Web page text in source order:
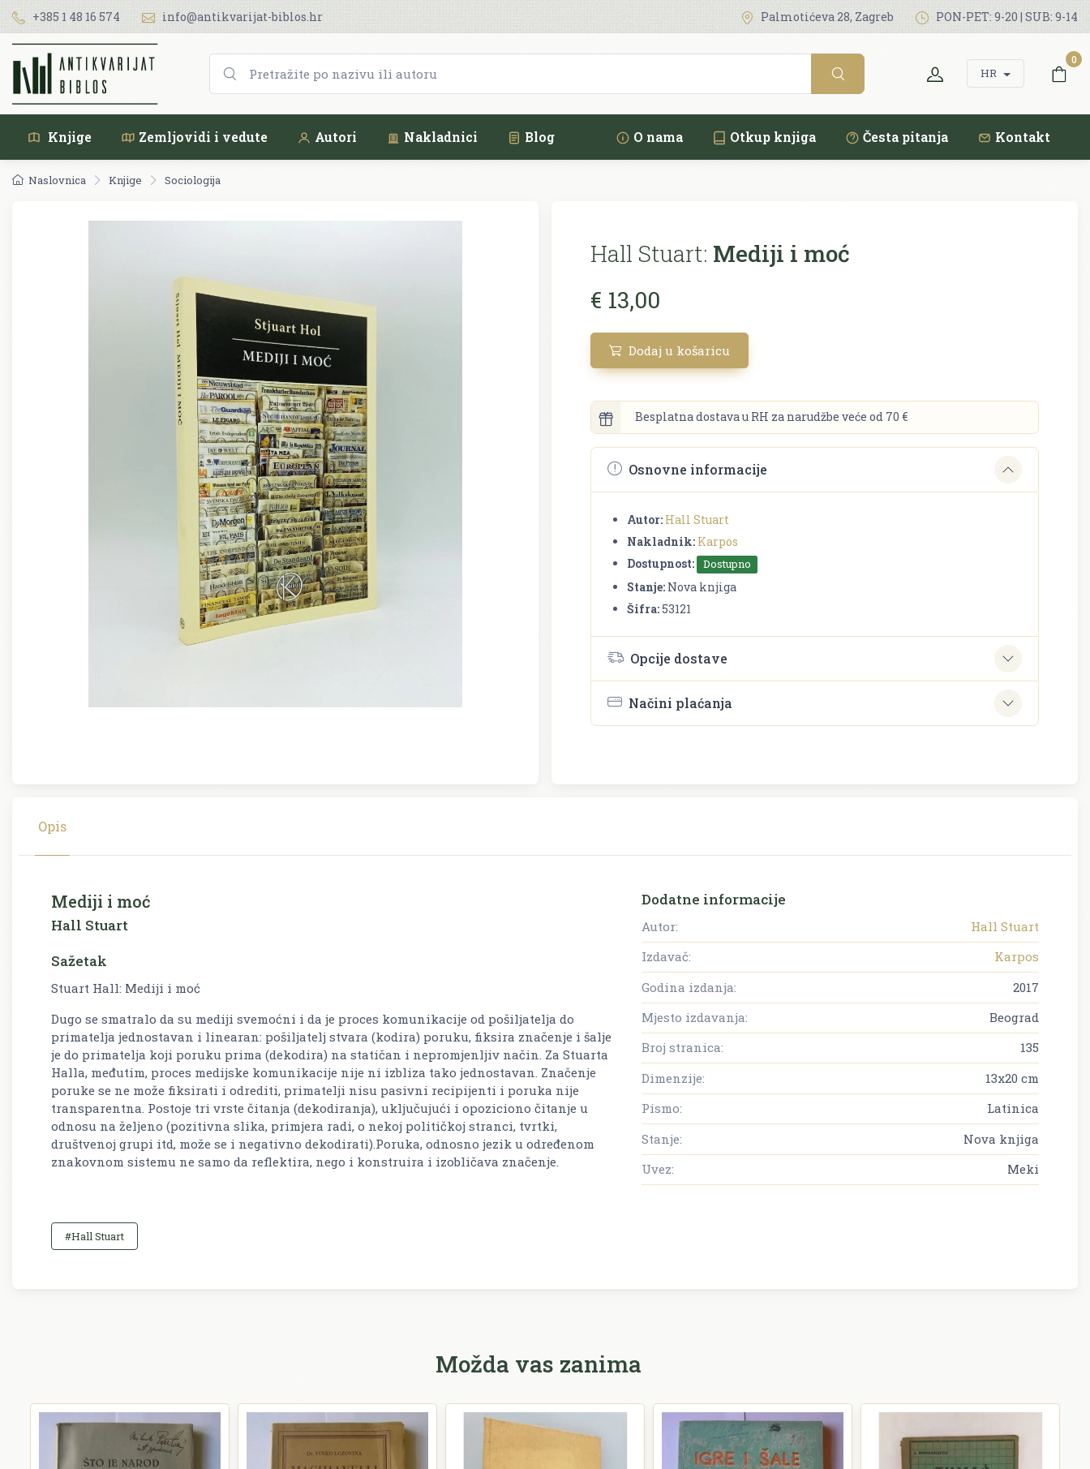
+385 1 48 16 574 info@antikvarijat-biblos.hr Palmotićeva 28, Zagreb PON-PET: 9-20 | SUB: 9-14
HR
0
Knjige Zemljovidi i vedute Autori Nakladnici Blog O nama Otkup knjiga Česta pitanja Kontakt
Naslovnica Knjige Sociologija
Hall Stuart: Mediji i moć
€ 13,00
Dodaj u košaricu
Besplatna dostava u RH za narudžbe veće od 70 €
Osnovne informacije
Autor: Hall Stuart
Nakladnik: Karpos
Dostupnost:
Dostupno
Stanje: Nova knjiga
Šifra:53121
Opcije dostave
Načini plaćanja
Opis
Mediji i moć
Hall Stuart
Sažetak
Stuart Hall: Mediji i moć
Dugo se smatralo da su mediji svemoćni i da je proces komunikacije od pošiljatelja do
primatelja jednostavan i linearan: pošiljatelj stvara (kodira) poruku, fiksira značenje i šalje
je do primatelja koji poruku prima (dekodira) na statičan i nepromjenljiv način. Za Stuarta
Halla, međutim, proces medijske komunikacije nije ni izbliza tako jednostavan. Značenje
poruke se ne može fiksirati i odrediti, primatelji nisu pasivni recipijenti i poruka nije
transparentna. Postoje tri vrste čitanja (dekodiranja), uključujući i opoziciono čitanje u
odnosu na željeno (pozitivna slika, primjera radi, o nekoj političkoj stranci, tvrtki,
društvenoj grupi itd, može se i negativno dekodirati).Poruka, odnosno jezik u određenom
znakovnom sistemu ne samo da reflektira, nego i konstruira i izobličava značenje.
#Hall Stuart
Dodatne informacije
Autor:
Hall Stuart
Izdavač:
Karpos
Godina izdanja:
2017
Mjesto izdavanja:
Beograd
Broj stranica:
135
Dimenzije:
13x20 cm
Pismo:
Latinica
Stanje:
Nova knjiga
Uvez:
Meki
Možda vas zanima